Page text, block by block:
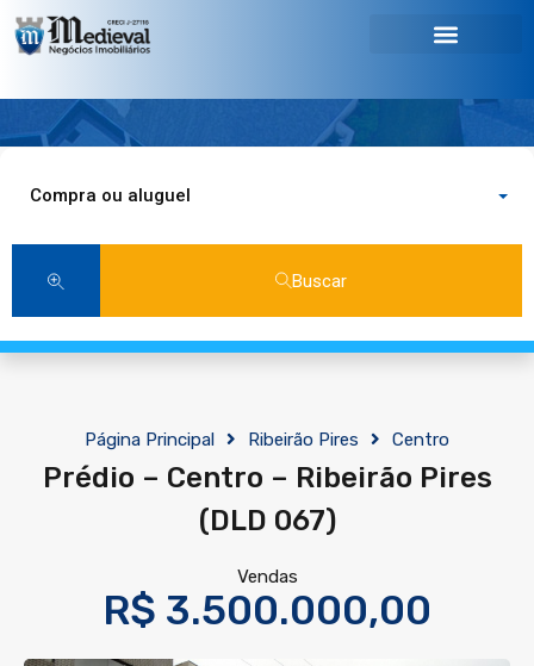
Compra ou aluguel
Buscar
Página Principal Ribeirão Pires Centro
Prédio – Centro – Ribeirão Pires
(DLD 067)
Vendas
R$ 3.500.000,00